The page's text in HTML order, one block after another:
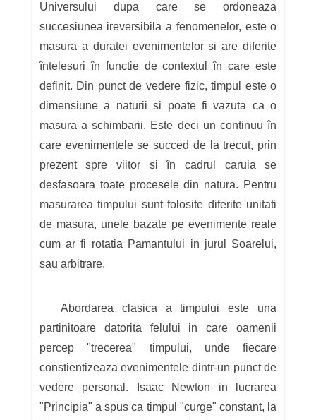
Universului dupa care se ordoneaza
succesiunea ireversibila a fenomenelor, este o
masura a duratei evenimentelor si are diferite
întelesuri în functie de contextul în care este
definit. Din punct de vedere fizic, timpul este o
dimensiune a naturii si poate fi vazuta ca o
masura a schimbarii. Este deci un continuu în
care evenimentele se succed de la trecut, prin
prezent spre viitor si în cadrul caruia se
desfasoara toate procesele din natura. Pentru
masurarea timpului sunt folosite diferite unitati
de masura, unele bazate pe evenimente reale
cum ar fi rotatia Pamantului in jurul Soarelui,
sau arbitrare.
Abordarea clasica a timpului este una
partinitoare datorita felului in care oamenii
percep "trecerea" timpului, unde fiecare
constientizeaza evenimentele dintr-un punct de
vedere personal. Isaac Newton in lucrarea
"Principia" a spus ca timpul "curge" constant, la